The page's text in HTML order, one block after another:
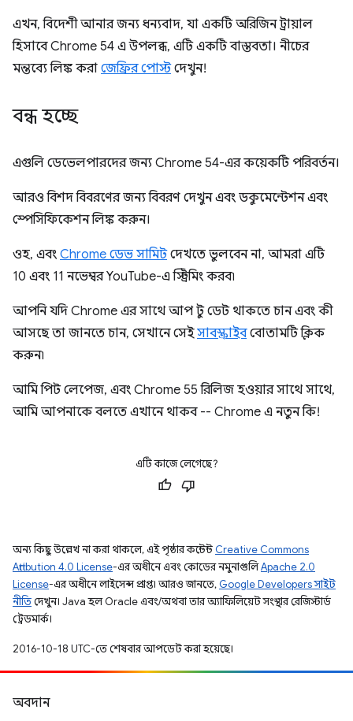
এখন, বিদেশী আনার জন্য ধন্যবাদ, যা একটি অরিজিন ট্রায়াল
হিসাবে Chrome 54 এ উপলব্ধ, এটি একটি বাস্তবতা। নীচের
মন্তব্যে লিঙ্ক করা জেফ্রির পোস্টদেখুন!
বন্ধ হচ্ছে
এগুলি ডেভেলপারদের জন্য Chrome 54-এর কয়েকটি পরিবর্তন।
আরও বিশদ বিবরণের জন্য বিবরণ দেখুন এবং ডকুমেন্টেশন এবং
স্পেসিফিকেশন লিঙ্ক করুন।
ওহ, এবং Chrome ডেভ সামিটদেখতে ভুলবেন না, আমরা এটি
10 ​​এবং 11 নভেম্বর YouTube-এ স্ট্রিমিং করব৷
আপনি যদি Chrome এর সাথে আপ টু ডেট থাকতে চান এবং কী
আসছে তা জানতে চান, সেখানে সেইসাবস্ক্রাইববোতামটি ক্লিক
করুন৷
আমি পিট লেপেজ, এবং Chrome 55 রিলিজ হওয়ার সাথে সাথে,
আমি আপনাকে বলতে এখানে থাকব -- Chrome এ নতুন কি!
এটি কাজে লেগেছে?
অন্য কিছু উল্লেখ না করা থাকলে, এই পৃষ্ঠার কন্টেন্ট Creative Commons
Attribution 4.0 License-এর অধীনে এবং কোডের নমুনাগুলিApache 2.0
License-এর অধীনে লাইসেন্স প্রাপ্ত। আরও জানতে, Google Developers সাইট
নীতিদেখুন। Java হল Oracle এবং/অথবা তার অ্যাফিলিয়েট সংস্থার রেজিস্টার্ড
ট্রেডমার্ক।
2016-10-18 UTC-তে শেষবার আপডেট করা হয়েছে।
অবদান